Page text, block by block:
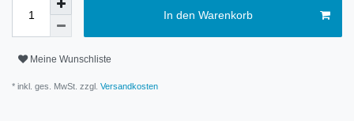
In den Warenkorb
Meine Wunschliste
* inkl. ges. MwSt. zzgl. Versandkosten